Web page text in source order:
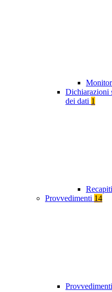
Dichiarazioni
dei dati 1
Provvedimenti 14